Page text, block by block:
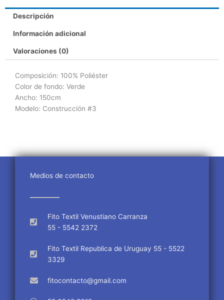
Descripción
Información adicional
Valoraciones (0)
Composición: 100% Poliéster
Color de fondo: Verde
Ancho: 150cm
Modelo: Construcción #3
Medios de contacto
Fito Textil Venustiano Carranza
55 - 5542 2372
Fito Textil Republica de Uruguay 55 - 5522
3329
fitocontacto@gmail.com